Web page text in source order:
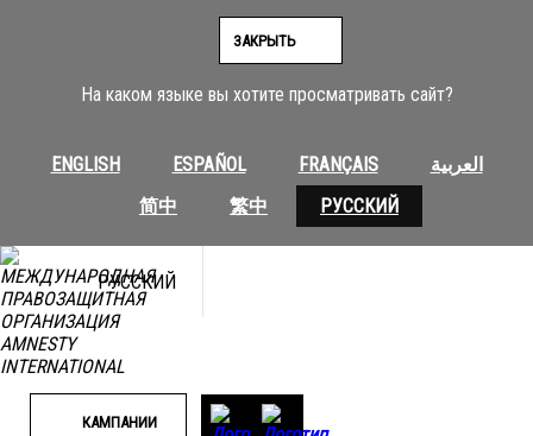
На каком языке вы хотите просматривать сайт?
ENGLISH ESPAÑOL FRANÇAIS
العربية
简中
繁中 РУССКИЙ
ЗАКРЫТЬ
РУССКИЙ
КАМПАНИИ